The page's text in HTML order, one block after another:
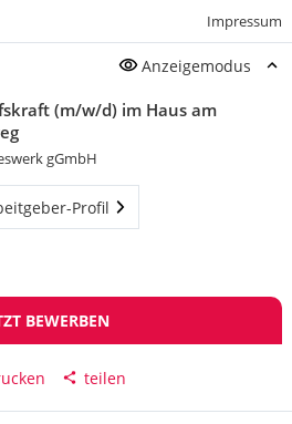
Impressum
Anzeigemodus
(m/w/d) im Haus am
gGmbH
Profil
BEWERBEN
teilen